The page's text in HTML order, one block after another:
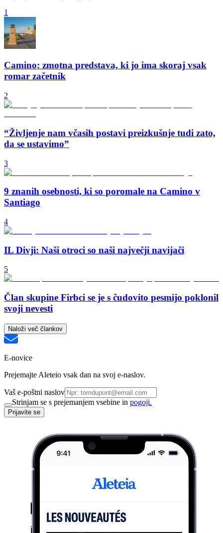
1
Camino: zmotna predstava, ki jo ima skoraj vsak
romar začetnik
2
“Življenje nam včasih postavi preizkušnje tudi zato,
da se ustavimo”
3
9 znanih osebnosti, ki so poromale na Camino v
Santiago
4
IL Divji: Naši otroci so naši največji navijači
5
Član skupine Firbci se je s čudovito pesmijo poklonil
svoji nevesti
Naloži več člankov
E-novice
Prejemajte Aleteio vsak dan na svoj e-naslov.
Vaš e-poštni naslov
Strinjam se s prejemanjem vsebine in pogoji.
Prijavite se